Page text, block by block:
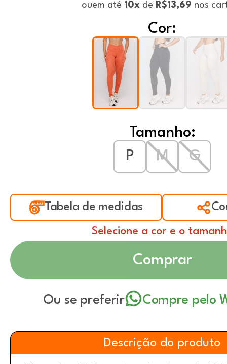
ouem até 10xde R$13,69 nos
Cor:
Tamanho:
P
M G
Tabela de medidas
Selecione a cor e o
Comprar
Ou se preferir Compre pelo
Descrição do produto